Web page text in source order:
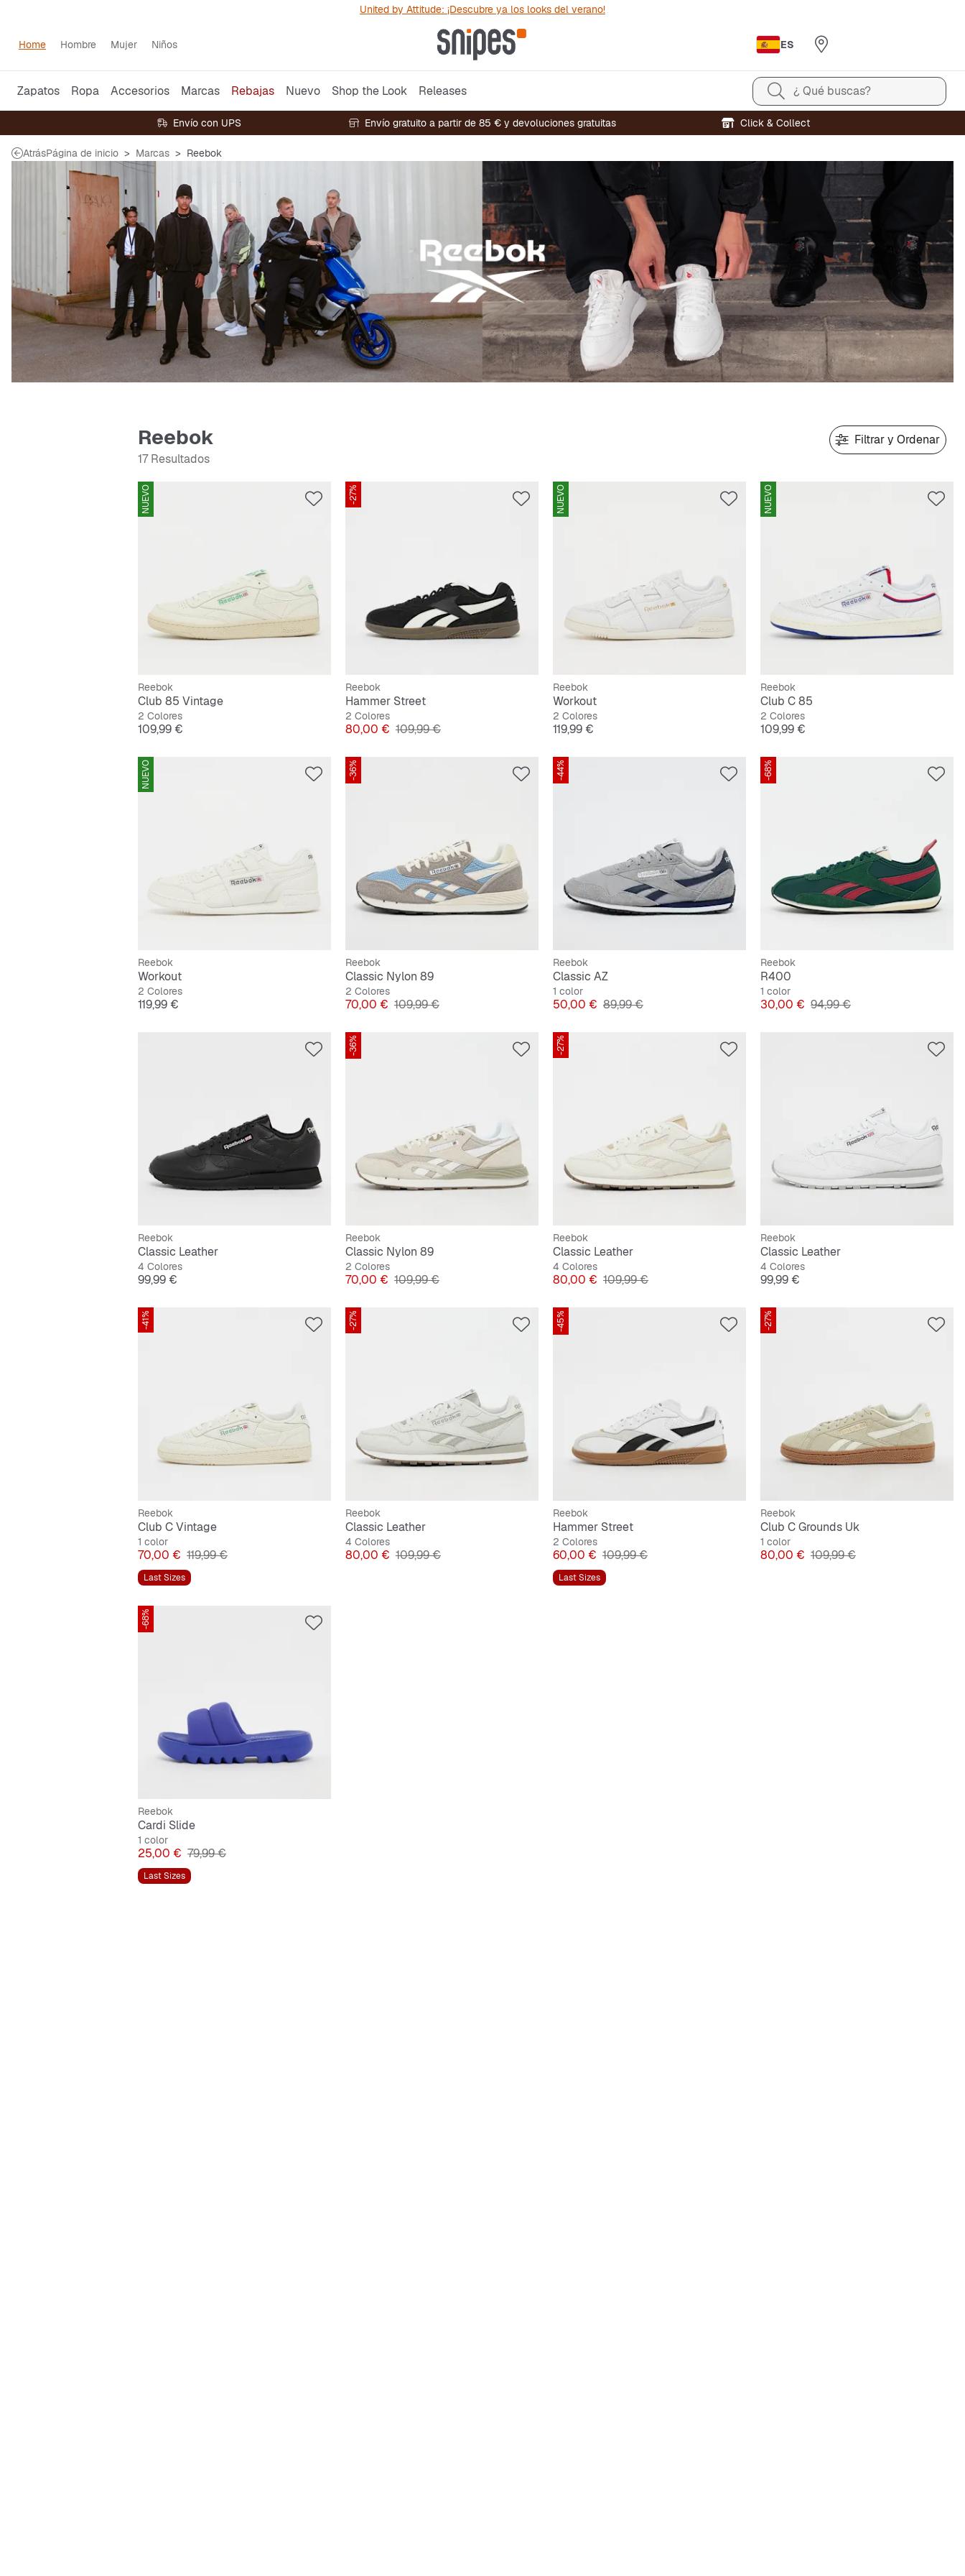
United by Attitude: ¡Descubre ya los looks del verano!
Home Hombre Mujer Niños ES
Zapatos Ropa Accesorios Marcas Rebajas Nuevo Shop the Look Releases ¿ Qué buscas?
Envío con UPS Envío gratuito a partir de 85 € y devoluciones gratuitas Click & Collect
AtrásPágina de inicio Marcas Reebok
Reebok
17 Resultados
Filtrar y Ordenar
NUEVO
Reebok
Club 85 Vintage
2 Colores
Precio
109,99 €
-27%
Reebok
Hammer Street
2 Colores
Precio
80,00 € Precio original
109,99 €
NUEVO
Reebok
Workout
2 Colores
Precio
119,99 €
NUEVO
Reebok
Club C 85
2 Colores
Precio
109,99 €
NUEVO
Reebok
Workout
2 Colores
Precio
119,99 €
-36%
Reebok
Classic Nylon 89
2 Colores
Precio
70,00 € Precio original
109,99 €
-44%
Reebok
Classic AZ
1 color
Precio
50,00 € Precio original
89,99 €
-68%
Reebok
R400
1 color
Precio
30,00 € Precio original
94,99 €
Reebok
Classic Leather
4 Colores
Precio
99,99 €
-36%
Reebok
Classic Nylon 89
2 Colores
Precio
70,00 € Precio original
109,99 €
-27%
Reebok
Classic Leather
4 Colores
Precio
80,00 € Precio original
109,99 €
Reebok
Classic Leather
4 Colores
Precio
99,99 €
-41%
Reebok
Club C Vintage
1 color
Precio
70,00 € Precio original
119,99 €
Last Sizes
-27%
Reebok
Classic Leather
4 Colores
Precio
80,00 € Precio original
109,99 €
-45%
Reebok
Hammer Street
2 Colores
Precio
60,00 € Precio original
109,99 €
Last Sizes
-27%
Reebok
Club C Grounds Uk
1 color
Precio
80,00 € Precio original
109,99 €
-68%
Reebok
Cardi Slide
1 color
Precio
25,00 € Precio original
79,99 €
Last Sizes